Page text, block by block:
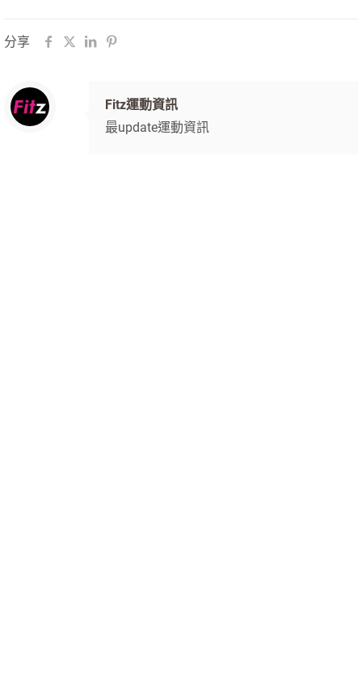
分享
Fitz運動資訊
最update運動資訊